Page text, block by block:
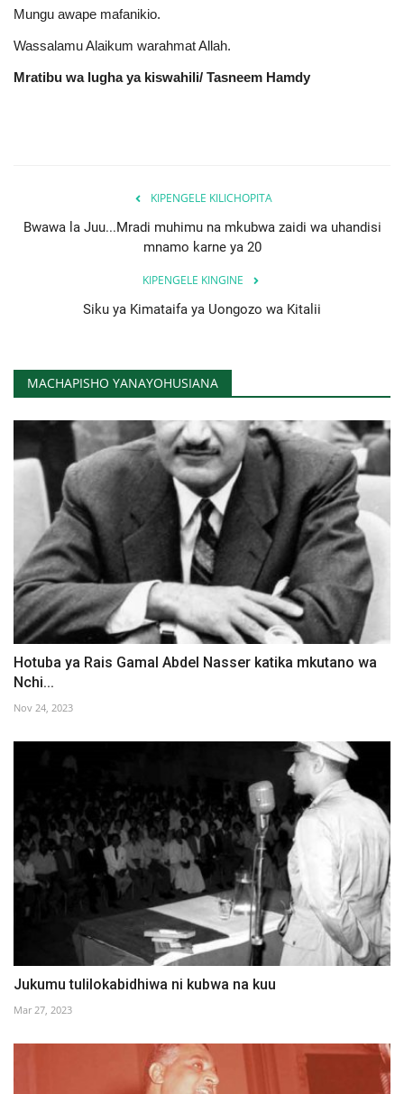
Mungu awape mafanikio.
Wassalamu Alaikum warahmat Allah.
Mratibu wa lugha ya kiswahili/ Tasneem Hamdy
KIPENGELE KILICHOPITA
Bwawa la Juu...Mradi muhimu na mkubwa zaidi wa uhandisi
mnamo karne ya 20
KIPENGELE KINGINE
Siku ya Kimataifa ya Uongozo wa Kitalii
MACHAPISHO YANAYOHUSIANA
Hotuba ya Rais Gamal Abdel Nasser katika mkutano wa
Nchi...
Nov 24, 2023
Jukumu tulilokabidhiwa ni kubwa na kuu
Mar 27, 2023